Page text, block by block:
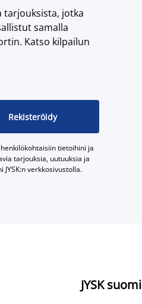
tarjouksista, jotka
samalla
Katso kilpailun
Rekisteröidy
tietoihini ja
tarjouksia, uutuuksia ja
verkkosivustolla.
JYSK suomi